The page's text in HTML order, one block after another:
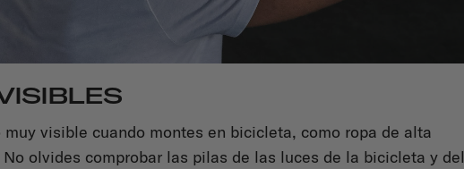
visible cuando montes en bicicleta, como ropa de alta
olvides comprobar las pilas de las luces de la bicicleta y del